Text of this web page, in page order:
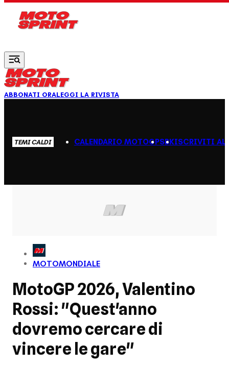
ABBONATI ORALEGGI LA RIVISTA
TEMI CALDI CALENDARIO MOTOGPSBKISCRIVITI AL
MOTOMONDIALE
MotoGP 2026, Valentino
Rossi: "Quest'anno
dovremo cercare di
vincere le gare"